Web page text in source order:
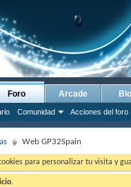
Foro
Comunidad Acciones del foro
Arcade
Web GP32Spain
para personalizar tu visita y
.